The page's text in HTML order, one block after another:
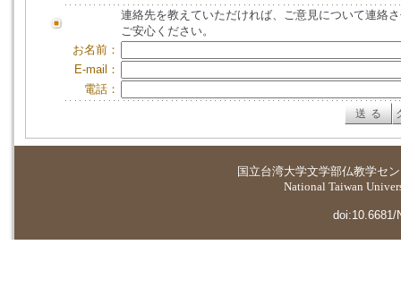
連絡先を教えていただければ、ご意見について連絡
ご安心ください。
お名前：
E-mail：
電話：
国立台湾大学文学部仏教学セ
National Taiwan
doi:10.6681/